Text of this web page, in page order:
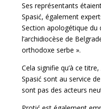
Ses représentants
Spasić, également
Section apologétique du
l’archidiocèse de
orthodoxe serbe ».
Cela signifie qu’à ce
Spasić sont au service
sont pas des acteurs